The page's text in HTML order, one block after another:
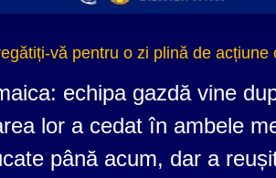
vă pentru o zi plină de
echipa gazdă vine
lor a cedat în ambele
până acum, dar a